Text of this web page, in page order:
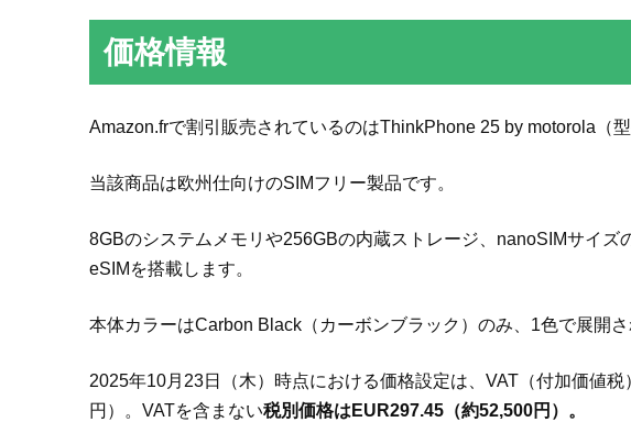
価格情報
Amazon.frで割引販売されているのはThinkPhone 25 by motorola（
当該商品は欧州仕向けのSIMフリー製品です。
8GBのシステムメモリや256GBの内蔵ストレージ、nanoSIMサイズ
eSIMを搭載します。
本体カラーはCarbon Black（カーボンブラック）のみ、1色で展開さ
2025年10月23日（木）時点における価格設定は、VAT（付加価値
円）。VATを含まない税別価格はEUR297.45（約52,500円）。